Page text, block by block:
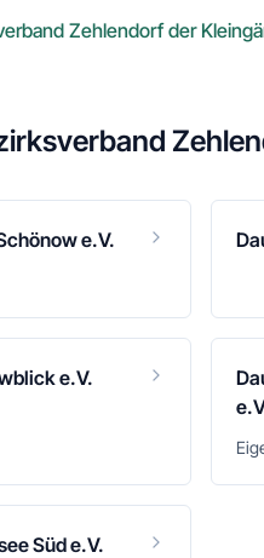
Zehlendorf der
e.V.
e.V.
Süd e.V.